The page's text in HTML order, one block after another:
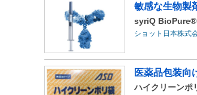
敏感な生物製
syriQ BioPure®
ショット日本株式
医薬品包装向
ハイクリーンポ